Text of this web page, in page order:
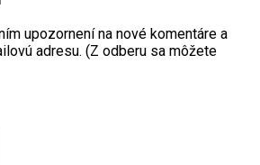
upozornení na nové komentáre a
adresu. (Z odberu sa môžete